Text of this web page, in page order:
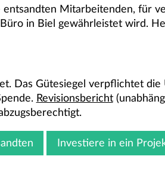
Mitarbeitenden, für
in Biel gewährleistet wird.
Das Gütesiegel verpflichtet
Revisionsbericht
Investiere in ein